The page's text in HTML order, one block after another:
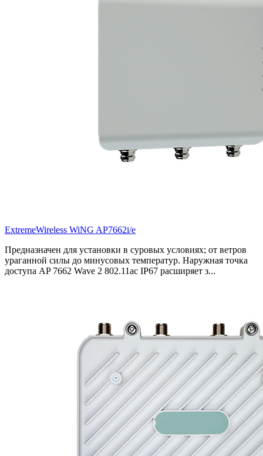
ExtremeWireless WiNG AP7662i/e
Предназначен для установки в суровых условиях; от ветров
ураганной силы до минусовых температур. Наружная точка
доступа AP 7662 Wave 2 802.11ac IP67 расширяет з...